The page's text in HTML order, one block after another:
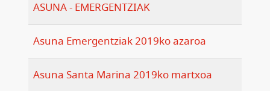
ASUNA - EMERGENTZIAK
Asuna Emergentziak 2019ko azaroa
Asuna Santa Marina 2019ko martxoa